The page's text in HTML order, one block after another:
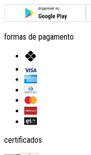
formas de pagamento
certificados